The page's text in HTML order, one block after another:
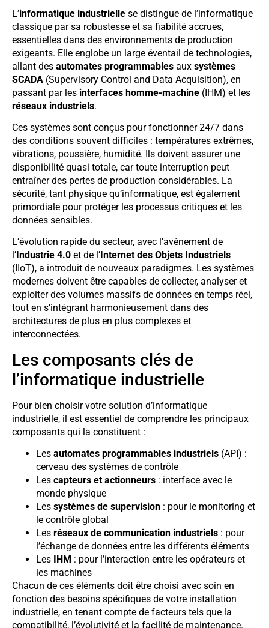
L’informatique industrielle se distingue de l’informatique
classique par sa robustesse et sa fiabilité accrues,
essentielles dans des environnements de production
exigeants. Elle englobe un large éventail de technologies,
allant des automates programmables aux systèmes
SCADA (Supervisory Control and Data Acquisition), en
passant par les interfaces homme-machine (IHM) et les
réseaux industriels.
Ces systèmes sont conçus pour fonctionner 24/7 dans
des conditions souvent difficiles : températures extrêmes,
vibrations, poussière, humidité. Ils doivent assurer une
disponibilité quasi totale, car toute interruption peut
entraîner des pertes de production considérables. La
sécurité, tant physique qu’informatique, est également
primordiale pour protéger les processus critiques et les
données sensibles.
L’évolution rapide du secteur, avec l’avènement de
l’ Industrie 4.0 et de l’ Internet des Objets Industriels
(IIoT), a introduit de nouveaux paradigmes. Les systèmes
modernes doivent être capables de collecter, analyser et
exploiter des volumes massifs de données en temps réel,
tout en s’intégrant harmonieusement dans des
architectures de plus en plus complexes et
interconnectées.
Les composants clés de
l’informatique industrielle
Pour bien choisir votre solution d’informatique
industrielle, il est essentiel de comprendre les principaux
composants qui la constituent :
Les automates programmables industriels (API) :
cerveau des systèmes de contrôle
Les capteurs et actionneurs : interface avec le
monde physique
Les systèmes de supervision : pour le monitoring et
le contrôle global
Les réseaux de communication industriels : pour
l’échange de données entre les différents éléments
Les
IHM : pour l’interaction entre les opérateurs et
les machines
Chacun de ces éléments doit être choisi avec soin en
fonction des besoins spécifiques de votre installation
industrielle, en tenant compte de facteurs tels que la
compatibilité, l’évolutivité et la facilité de maintenance.